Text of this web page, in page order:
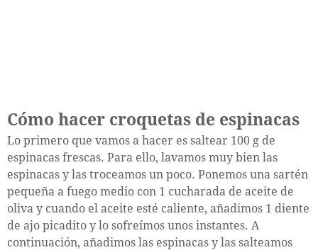
Cómo hacer croquetas de espinacas
Lo primero que vamos a hacer es saltear 100 g de
espinacas frescas. Para ello, lavamos muy bien las
espinacas y las troceamos un poco. Ponemos una sartén
pequeña a fuego medio con 1 cucharada de aceite de
oliva y cuando el aceite esté caliente, añadimos 1 diente
de ajo picadito y lo sofreímos unos instantes. A
continuación, añadimos las espinacas y las salteamos